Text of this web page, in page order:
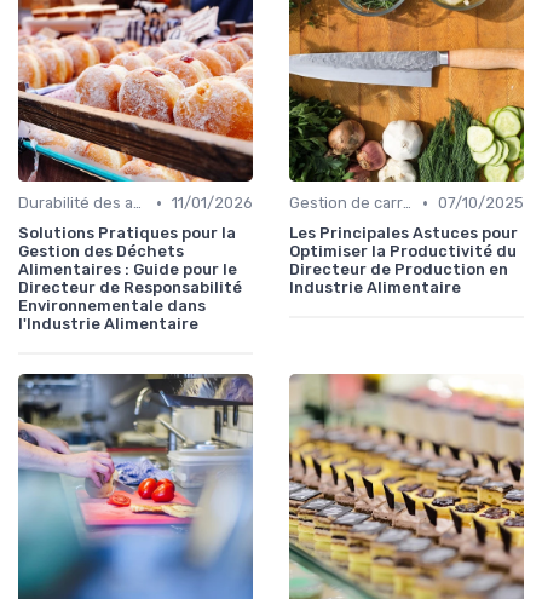
Durabilité des approvisionnement • 11/01/2026
Solutions Pratiques pour la
Gestion des Déchets
Alimentaires : Guide pour le
Directeur de Responsabilité
Environnementale dans
l'Industrie Alimentaire
Gestion de carrière dans la food • 07/10/2025
Les Principales Astuces pour
Optimiser la Productivité du
Directeur de Production en
Industrie Alimentaire